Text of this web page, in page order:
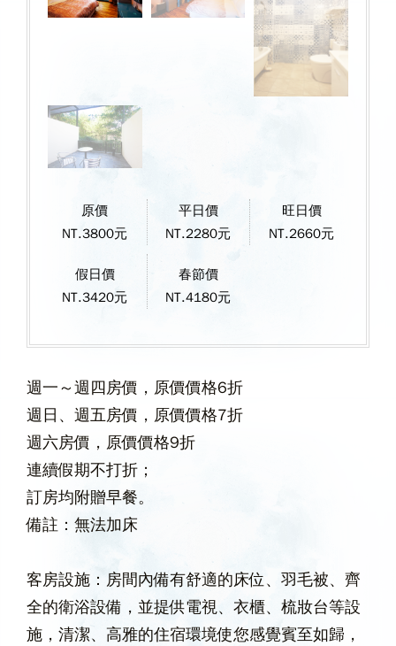
原價
NT.3800元
平日價
NT.2280元
旺日價
NT.2660元
假日價
NT.3420元
春節價
NT.4180元
週一～週四房價，原價價格6折
週日、週五房價，原價價格7折
週六房價，原價價格9折
連續假期不打折；
訂房均附贈早餐。
備註：無法加床
客房設施：房間內備有舒適的床位、羽毛被、齊
全的衛浴設備，並提供電視、衣櫃、梳妝台等設
施，清潔、高雅的住宿環境使您感覺賓至如歸，